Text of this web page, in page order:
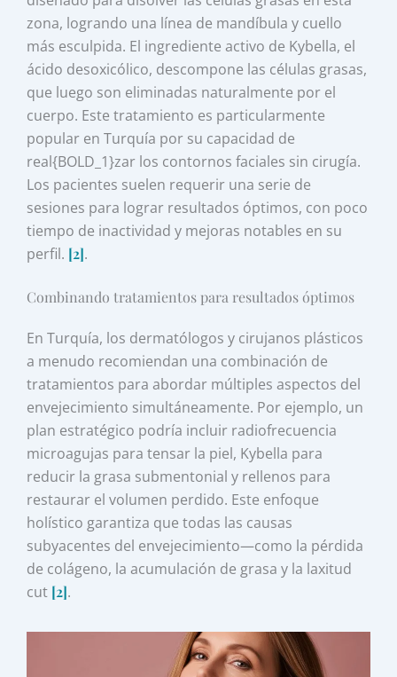
zona, logrando una línea de mandíbula y cuello
más esculpida. El ingrediente activo de Kybella, el
ácido desoxicólico, descompone las células grasas,
que luego son eliminadas naturalmente por el
cuerpo. Este tratamiento es particularmente
popular en Turquía por su capacidad de
real{BOLD_1}zar los contornos faciales sin cirugía.
Los pacientes suelen requerir una serie de
sesiones para lograr resultados óptimos, con poco
tiempo de inactividad y mejoras notables en su
perfil. [2].
Combinando tratamientos para resultados óptimos
En Turquía, los dermatólogos y cirujanos plásticos
a menudo recomiendan una combinación de
tratamientos para abordar múltiples aspectos del
envejecimiento simultáneamente. Por ejemplo, un
plan estratégico podría incluir radiofrecuencia
microagujas para tensar la piel, Kybella para
reducir la grasa submentonial y rellenos para
restaurar el volumen perdido. Este enfoque
holístico garantiza que todas las causas
subyacentes del envejecimiento—como la pérdida
de colágeno, la acumulación de grasa y la laxitud
cut [2].